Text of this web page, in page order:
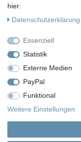
Ruf uns an, mein
oder
Schreib uns eine
Impressum
hier:
Daten­schutz­erklärung
Essenziell
Statistik
Externe Medien
PayPal
Funktional
Weitere Einstellungen